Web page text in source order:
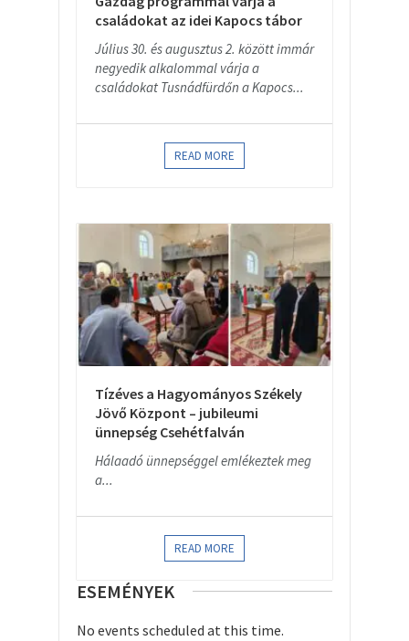
családokat az idei Kapocs tábor
Július 30. és augusztus 2. között immár
negyedik alkalommal várja a
családokat Tusnádfürdőn a Kapocs...
READ MORE
Tízéves a Hagyományos Székely
Jövő Központ – jubileumi
ünnepség Csehétfalván
Hálaadó ünnepséggel emlékeztek meg
a...
READ MORE
ESEMÉNYEK
No events scheduled at this time.